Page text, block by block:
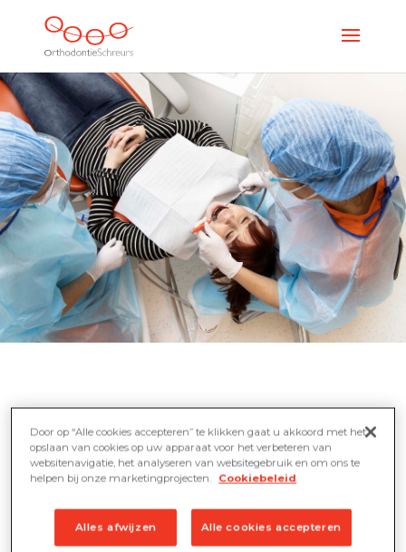
Covid 19
Door op “Alle cookies accepteren” te klikken gaat u akkoord met het
opslaan van cookies op uw apparaat voor het verbeteren van
websitenavigatie, het analyseren van websitegebruik en om ons te
helpen bij onze marketingprojecten. Cookiebeleid
Alles afwijzen Alle cookies accepteren